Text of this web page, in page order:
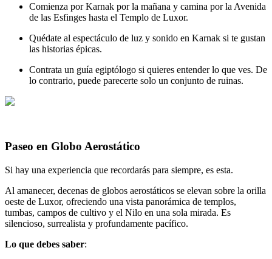
Comienza por Karnak por la mañana y camina por la Avenida
de las Esfinges hasta el Templo de Luxor.
Quédate al espectáculo de luz y sonido en Karnak si te gustan
las historias épicas.
Contrata un guía egiptólogo si quieres entender lo que ves. De
lo contrario, puede parecerte solo un conjunto de ruinas.
Paseo en Globo Aerostático
Si hay una experiencia que recordarás para siempre, es esta.
Al amanecer, decenas de globos aerostáticos se elevan sobre la orilla
oeste de Luxor, ofreciendo una vista panorámica de templos,
tumbas, campos de cultivo y el Nilo en una sola mirada. Es
silencioso, surrealista y profundamente pacífico.
Lo que debes saber: